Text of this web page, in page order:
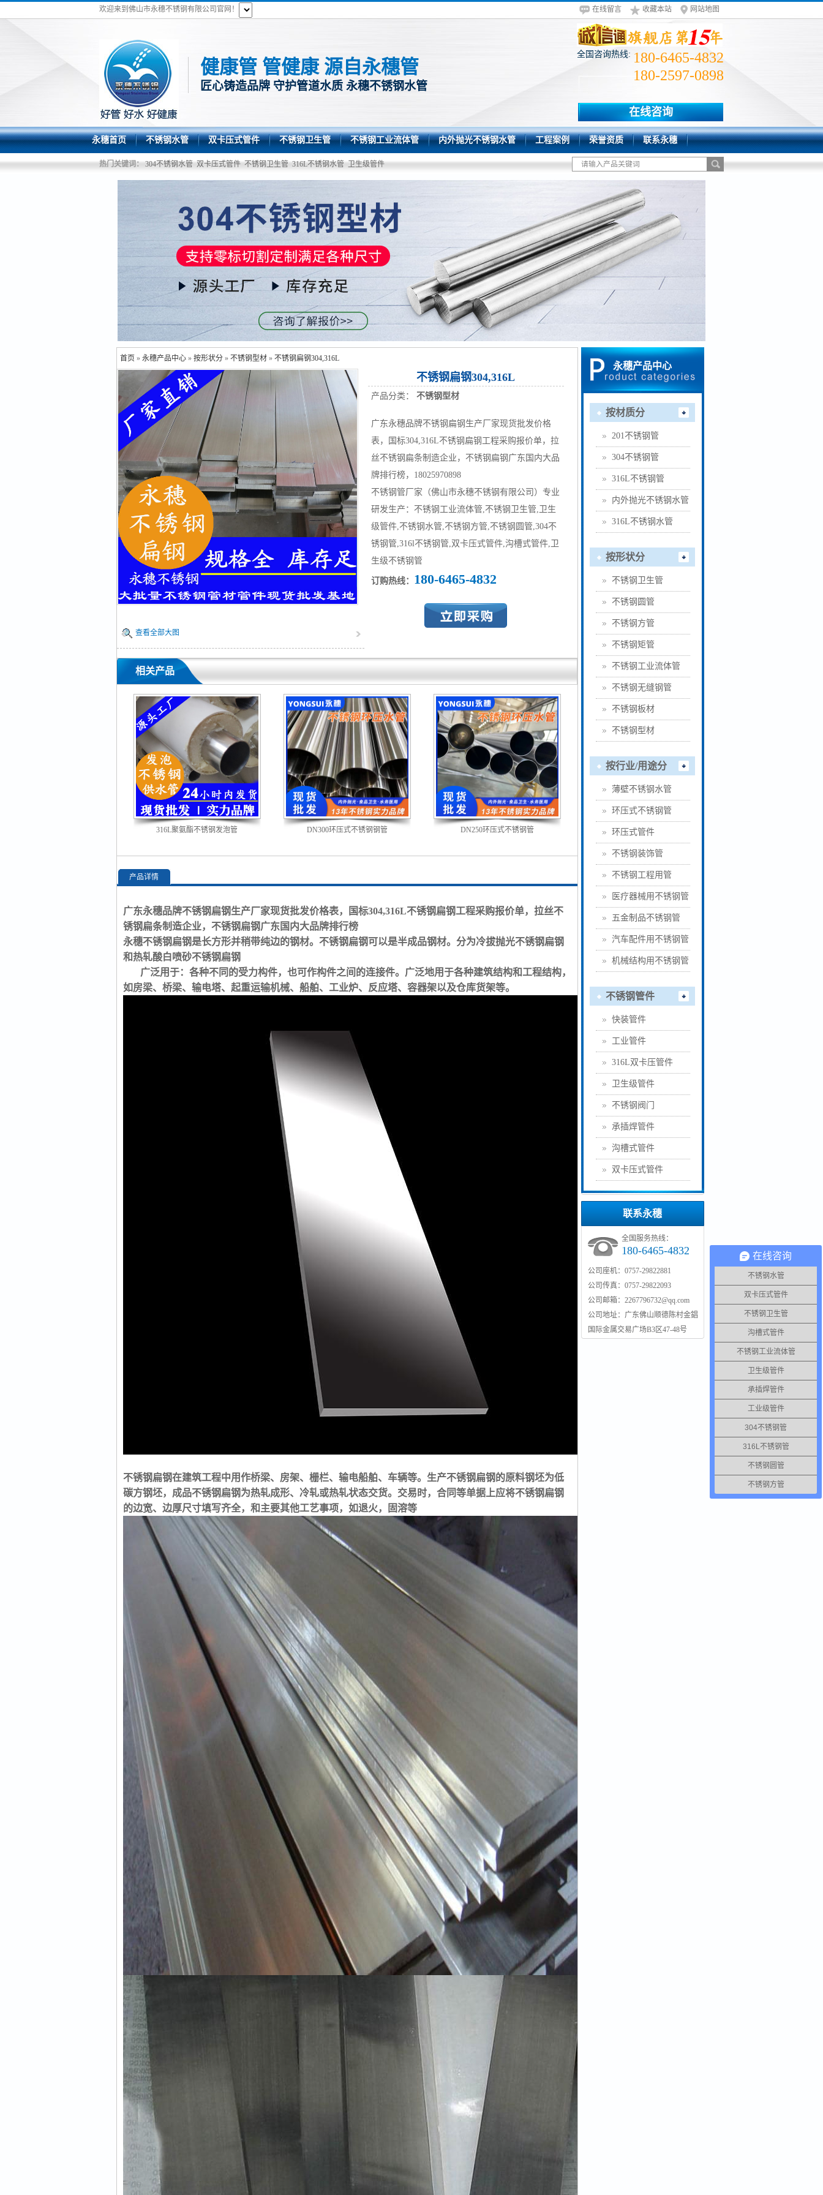
在线留言 收藏本站 网站地图
欢迎来到佛山市永穗不锈钢有限公司官网！
健康管 管健康 源自永穗管
匠心铸造品牌 守护管道水质 永穗不锈钢水管
全国咨询热线: 180-6465-4832
180-2597-0898
在线咨询
永穗首页 不锈钢水管 双卡压式管件 不锈钢卫生管 不锈钢工业流体管 内外抛光不锈钢水管 工程案例 荣誉资质 联系永穗
热门关键词： 304不锈钢水管 双卡压式管件 不锈钢卫生管 316L不锈钢水管 卫生级管件
首页 » 永穗产品中心» 按形状分» 不锈钢型材» 不锈钢扁钢304,316L
查看全部大图
不锈钢扁钢304,316L
产品分类： 不锈钢型材
广东永穗品牌不锈钢扁钢生产厂家现货批发价格
表，国标304,316L不锈钢扁钢工程采购报价单，拉
丝不锈钢扁条制造企业，不锈钢扁钢广东国内大品
牌排行榜，18025970898
不锈钢管厂家（佛山市永穗不锈钢有限公司）专业
研发生产：不锈钢工业流体管,不锈钢卫生管,卫生
级管件,不锈钢水管,不锈钢方管,不锈钢圆管,304不
锈钢管,316l不锈钢管,双卡压式管件,沟槽式管件,卫
生级不锈钢管
订购热线： 180-6465-4832
相关产品
316L聚氨酯不锈钢发泡管 DN300环压式不锈钢钢管 DN250环压式不锈钢管
产品详情
广东永穗品牌不锈钢扁钢生产厂家现货批发价格表，国标304,316L不锈钢扁钢工程采购报价单，拉丝不
锈钢扁条制造企业，不锈钢扁钢广东国内大品牌排行榜
永穗不锈钢扁钢是长方形并稍带纯边的钢材。不锈钢扁钢可以是半成品钢材。分为冷拔抛光不锈钢扁钢
和热轧酸白喷砂不锈钢扁钢
广泛用于：各种不同的受力构件，也可作构件之间的连接件。广泛地用于各种建筑结构和工程结构，
如房梁、桥梁、输电塔、起重运输机械、船舶、工业炉、反应塔、容器架以及仓库货架等。
不锈钢扁钢在建筑工程中用作桥梁、房架、栅栏、输电船舶、车辆等。生产不锈钢扁钢的原料钢坯为低
碳方钢坯，成品不锈钢扁钢为热轧成形、冷轧或热轧状态交货。交易时，合同等单据上应将不锈钢扁钢
的边宽、边厚尺寸填写齐全，和主要其他工艺事项，如退火，固溶等
永穗产品中心
按材质分
201不锈钢管
304不锈钢管
316L不锈钢管
内外抛光不锈钢水管
316L不锈钢水管
按形状分
不锈钢卫生管
不锈钢圆管
不锈钢方管
不锈钢矩管
不锈钢工业流体管
不锈钢无缝钢管
不锈钢板材
不锈钢型材
按行业/用途分
薄壁不锈钢水管
环压式不锈钢管
环压式管件
不锈钢装饰管
不锈钢工程用管
医疗器械用不锈钢管
五金制品不锈钢管
汽车配件用不锈钢管
机械结构用不锈钢管
不锈钢管件
快装管件
工业管件
316L双卡压管件
卫生级管件
不锈钢阀门
承插焊管件
沟槽式管件
双卡压式管件
联系永穗
全国服务热线：
180-6465-4832
公司座机：0757-29822881
公司传真：0757-29822093
公司邮箱：2267796732@qq.com
公司地址：广东佛山顺德陈村金錩
国际金属交易广场B3区47-48号
在线咨询
不锈钢水管
双卡压式管件
不锈钢卫生管
沟槽式管件
不锈钢工业流体管
卫生级管件
承插焊管件
工业级管件
304不锈钢管
316L不锈钢管
不锈钢圆管
不锈钢方管